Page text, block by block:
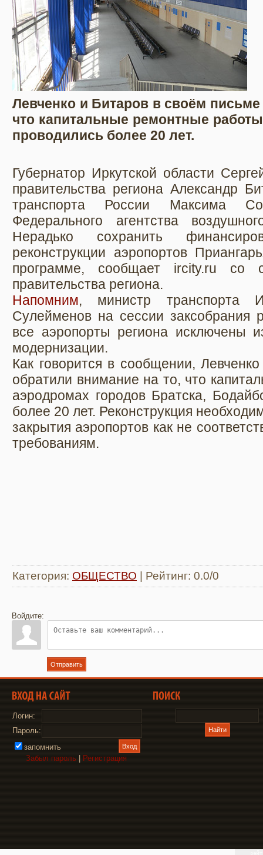
Левченко и Битаров в своём
что капитальные ремонтные
проводились более 20 лет.
Губернатор Иркутской области
правительства региона Александр
транспорта России Максима
Федерального агентства
Нерадько сохранить
реконструкции аэропортов
программе, сообщает ircity.ru со
правительства региона.
Напомним, министр транспорта
Сулейменов на сессии заксобрания
все аэропорты региона исключены
модернизации.
Как говорится в сообщении,
обратили внимание на то, что
аэродромах городов Братска,
более 20 лет. Реконструкция
закрытия аэропортов как не
требованиям.
Категория: ОБЩЕСТВО Рейтинг: 0.0/0
Войдите:
Отправить
Логин:
Пароль:
запомнить
Забыл пароль
Регистрация